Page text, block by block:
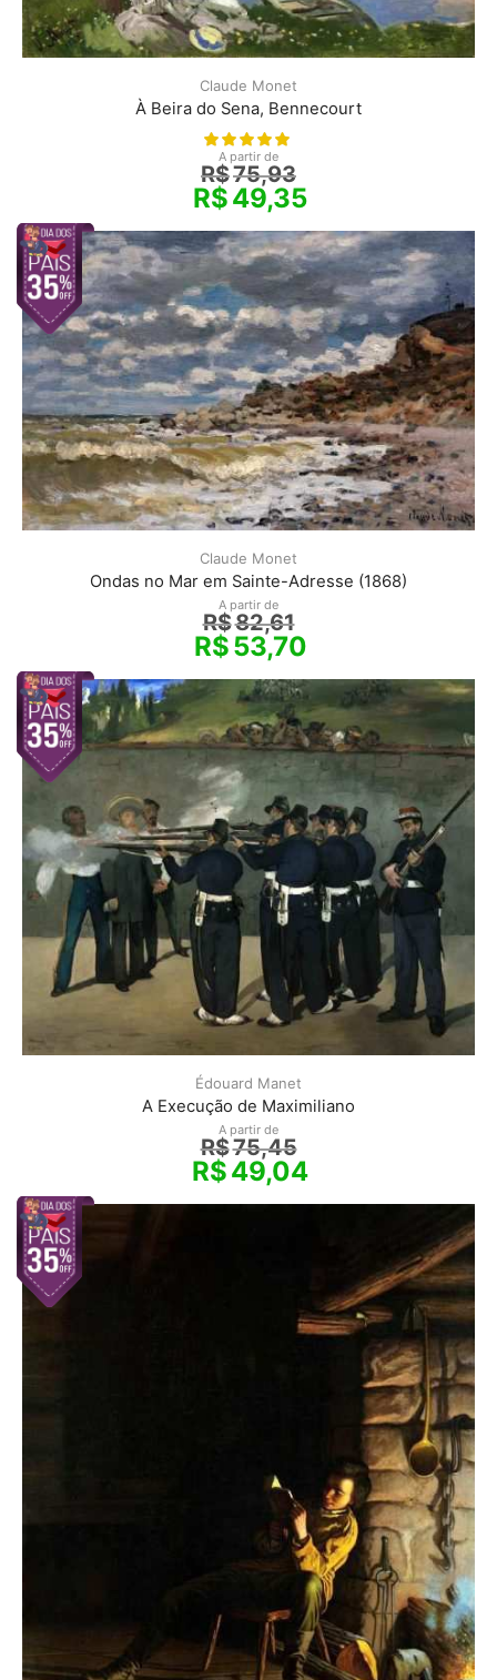
Claude Monet
À Beira do Sena, Bennecourt
A partir de
R$75,93
R$49,35
Claude Monet
Ondas no Mar em Sainte-Adresse (1868)
A partir de
R$82,61
R$53,70
Édouard Manet
A Execução de Maximiliano
A partir de
R$75,45
R$49,04